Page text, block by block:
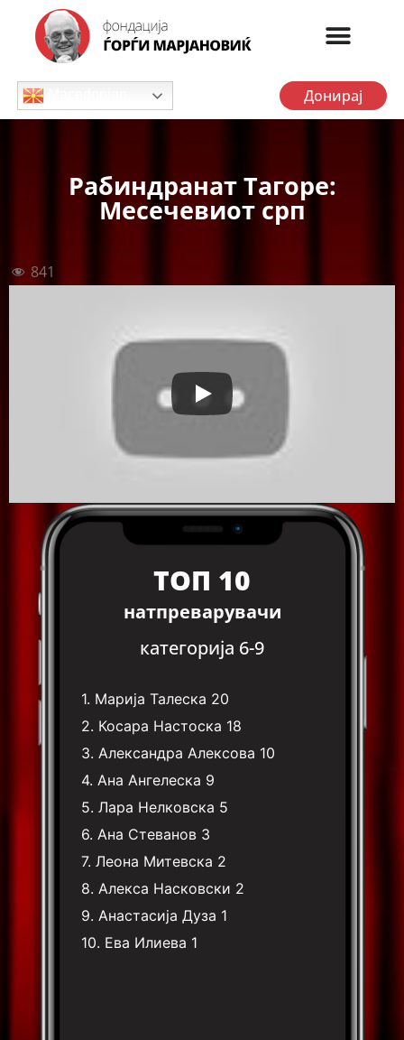
Донирај
Рабиндранат Тагоре:
Месечевиот срп
841
ТОП 10
натпреварувачи
категорија 6-9
1. Марија Талеска 20
2. Косара Настоска 18
3. Александра Алексова 10
4. Ана Ангелеска 9
5.Лара Нелковска 5
6. Ана Стеванов 3
7.Леона Митевска 2
8. Алекса Насковски 2
9. Анастасија Дуза 1
10. Ева Илиева 1